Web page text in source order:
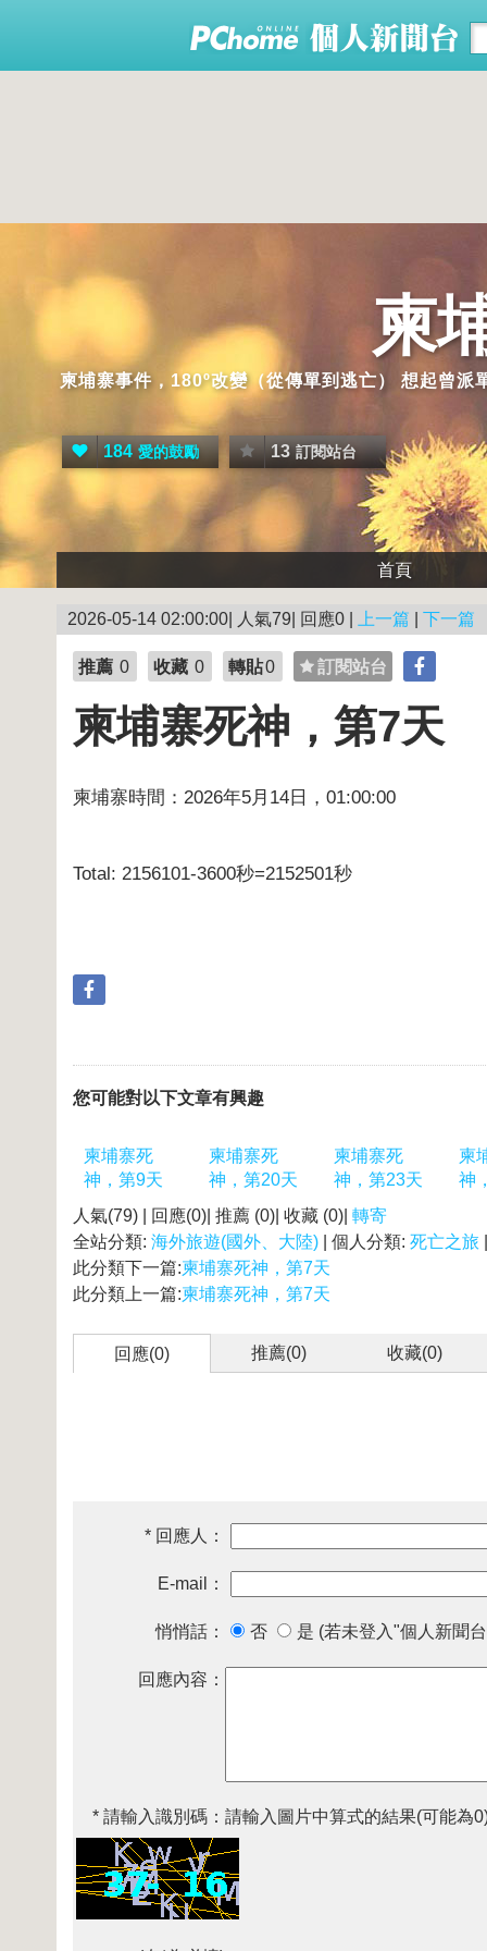
柬
柬埔寨事件，180º改變（從傳單到逃亡） 想起曾
184 愛的鼓勵 13 訂閱站台
首頁
2026-05-14 02:00:00| 人氣79| 回應0 | 上一篇 下一篇
推薦 0 收藏 0 轉貼0 訂閱站台
柬埔寨死神，第7天
柬埔寨時間：2026年5月14日，01:00:00
Total: 2156101-3600秒=2152501秒
您可能對以下文章有興趣
柬埔寨死
神，第9天
柬埔寨死
神，第20天
柬埔寨死
神，第23天
柬
神
人氣(79) | 回應(0)| 推薦 (0)| 收藏 (0)| 轉寄
全站分類: 海外旅遊(國外、大陸) | 個人分類: 死亡之旅
此分類下一篇:柬埔寨死神，第7天
此分類上一篇:柬埔寨死神，第7天
回應(0) 推薦(0) 收藏(0)
* 回應人：
E-mail：
悄悄話： 否 是 (若未登入"個人新聞
回應內容：
* 請輸入識別碼： 請輸入圖片中算式的結果(可能為